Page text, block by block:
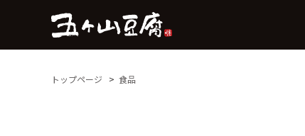
トップページ 食品